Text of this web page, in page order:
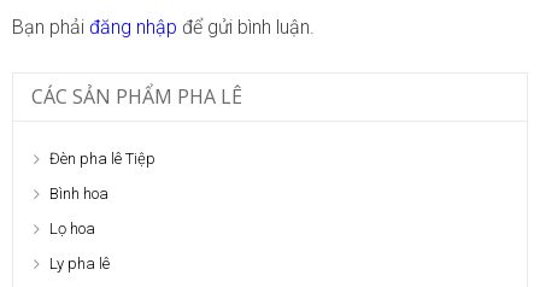
Bạn phải đăng nhập để gửi bình luận.
CÁC SẢN PHẨM PHA LÊ
Đèn pha lê Tiệp
Bình hoa
Lọ hoa
Ly pha lê